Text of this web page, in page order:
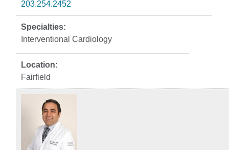
203.254.2452
Interventional Cardiology
Fairfield